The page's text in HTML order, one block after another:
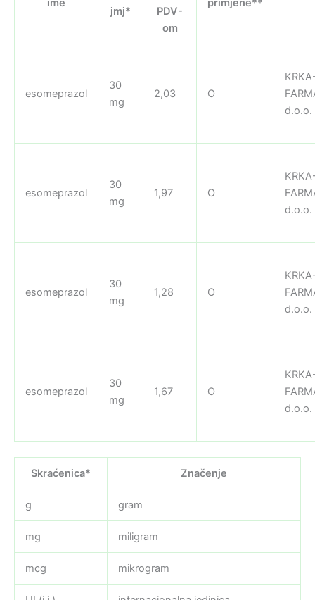
ime
jmj*
PDV-
om
primjene**
esomeprazol
30
mg
2,03 O
d.o.o.
esomeprazol
30
mg
1,97 O
d.o.o.
esomeprazol
30
mg
1,28 O
d.o.o.
esomeprazol
30
mg
1,67 O
d.o.o.
Skraćenica* Značenje
g gram
mg miligram
mcg mikrogram